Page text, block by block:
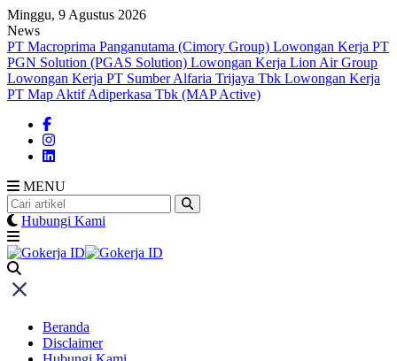
Skip
to
content
Minggu, 9 Agustus 2026
News
PT Macroprima Panganutama (Cimory Group) Lowongan Kerja PT
PGN Solution (PGAS Solution) Lowongan Kerja Lion Air Group
Lowongan Kerja PT Sumber Alfaria Trijaya Tbk Lowongan Kerja
PT Map Aktif Adiperkasa Tbk (MAP Active)
MENU
Hubungi Kami
Beranda
Disclaimer